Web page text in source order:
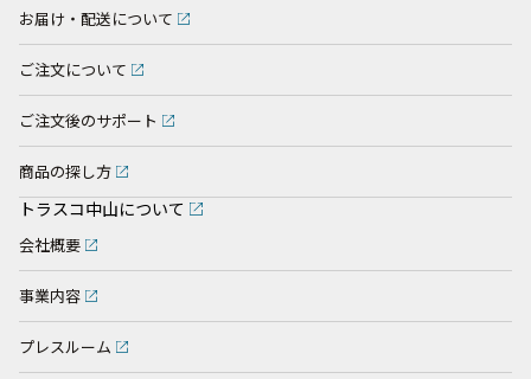
お届け・配送について
ご注文について
ご注文後のサポート
商品の探し方
トラスコ中山について
会社概要
事業内容
プレスルーム